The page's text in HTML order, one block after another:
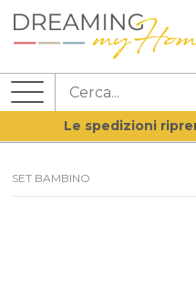
Le spedizioni
SET BAMBINO